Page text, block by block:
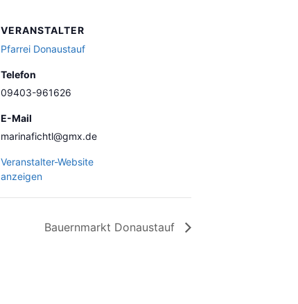
VERANSTALTER
Pfarrei Donaustauf
Telefon
09403-961626
E-Mail
marinafichtl@gmx.de
Veranstalter-Website
anzeigen
Bauernmarkt Donaustauf